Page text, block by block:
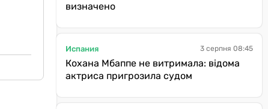
визначено
Испания 3 серпня 08:45
Кохана Мбаппе не витримала: відома
актриса пригрозила судом